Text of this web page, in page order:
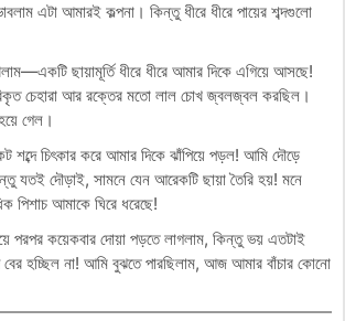
এটা আমারই কল্পনা। কিন্তু ধীরে ধীরে পায়ের শব্দগুলো
ছায়ামূর্তি ধীরে ধীরে আমার দিকে এগিয়ে আসছে!
চেহারা আর রক্তের মতো লাল চোখ জ্বলজ্বল করছিল।
গেল।
শব্দে চিৎকার করে আমার দিকে ঝাঁপিয়ে পড়ল! আমি দৌড়ে
যতই দৌড়াই, সামনে যেন আরেকটি ছায়া তৈরি হয়! মনে
পিশাচ আমাকে ঘিরে ধরেছে!
পরপর কয়েকবার দোয়া পড়তে লাগলাম, কিন্তু ভয় এতটাই
বের হচ্ছিল না! আমি বুঝতে পারছিলাম, আজ আমার বাঁচার কোনো